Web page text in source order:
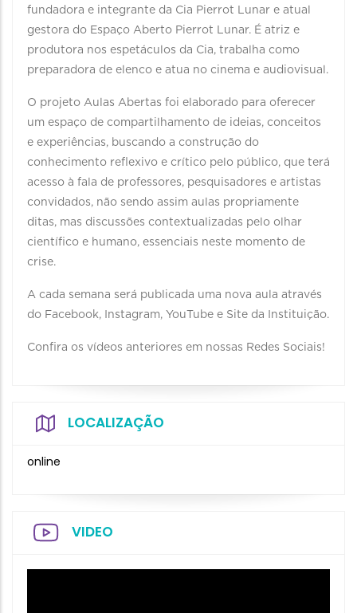
fundadora e integrante da Cia Pierrot Lunar e atual
gestora do Espaço Aberto Pierrot Lunar. É atriz e
produtora nos espetáculos da Cia, trabalha como
preparadora de elenco e atua no cinema e audiovisual.
O projeto Aulas Abertas foi elaborado para oferecer
um espaço de compartilhamento de ideias, conceitos
e experiências, buscando a construção do
conhecimento reflexivo e crítico pelo público, que terá
acesso à fala de professores, pesquisadores e artistas
convidados, não sendo assim aulas propriamente
ditas, mas discussões contextualizadas pelo olhar
científico e humano, essenciais neste momento de
crise.
A cada semana será publicada uma nova aula através
do Facebook, Instagram, YouTube e Site da Instituição.
Confira os vídeos anteriores em nossas Redes Sociais!
LOCALIZAÇÃO
online
VIDEO